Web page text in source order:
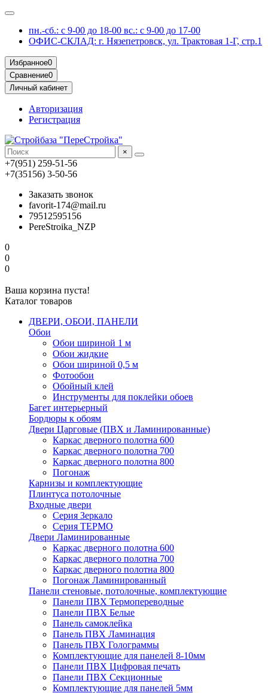
пн.-сб.: с 9-00 до 18-00 вс.: с 9-00 до 17-00
ОФИС-СКЛАД: г. Нязепетровск, ул. Трактовая 1-Г, стр.1
Избранное0
Сравнение0
Личный кабинет
Авторизация
Регистрация
×
+7(951) 259-51-56
+7(35156) 3-50-56
Заказать звонок
favorit-174@mail.ru
79512595156
PereStroika_NZP
0
0
0
Ваша корзина пуста!
Каталог товаров
ДВЕРИ, ОБОИ, ПАНЕЛИ
Обои
Обои шириной 1 м
Обои жидкие
Обои шириной 0,5 м
Фотообои
Обойный клей
Инструменты для поклейки обоев
Багет интерьерный
Бордюры к обоям
Двери Царговые (ПВХ и Ламинированные)
Каркас дверного полотна 600
Каркас дверного полотна 700
Каркас дверного полотна 800
Погонаж
Карнизы и комплектующие
Плинтуса потолочные
Входные двери
Серия Зеркало
Серия ТЕРМО
Двери Ламинированные
Каркас дверного полотна 600
Каркас дверного полотна 700
Каркас дверного полотна 800
Погонаж Ламинированный
Панели стеновые, потолочные, комплектующие
Панели ПВХ Термопереводные
Панели ПВХ Белые
Панель самоклейка
Панель ПВХ Ламинация
Панель ПВХ Голограммы
Комплектующие для панелей 8-10мм
Панели ПВХ Цифровая печать
Панели ПВХ Секционные
Комплектующие для панелей 5мм